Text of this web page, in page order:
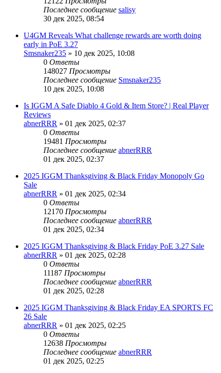
Последнее сообщение salisy
30 дек 2025, 08:54
U4GM Reveals What challenge rewards are worth doing
early in PoE 3.27
Smsnaker235 » 10 дек 2025, 10:08
0 Ответы
148027 Просмотры
Последнее сообщение Smsnaker235
10 дек 2025, 10:08
Is IGGM A Safe Diablo 4 Gold & Item Store? | Real Player
Reviews
abnerRRR » 01 дек 2025, 02:37
0 Ответы
19481 Просмотры
Последнее сообщение abnerRRR
01 дек 2025, 02:37
2025 IGGM Thanksgiving & Black Friday Monopoly Go
Sale
abnerRRR » 01 дек 2025, 02:34
0 Ответы
12170 Просмотры
Последнее сообщение abnerRRR
01 дек 2025, 02:34
2025 IGGM Thanksgiving & Black Friday PoE 3.27 Sale
abnerRRR » 01 дек 2025, 02:28
0 Ответы
11187 Просмотры
Последнее сообщение abnerRRR
01 дек 2025, 02:28
2025 IGGM Thanksgiving & Black Friday EA SPORTS FC
26 Sale
abnerRRR » 01 дек 2025, 02:25
0 Ответы
12638 Просмотры
Последнее сообщение abnerRRR
01 дек 2025, 02:25